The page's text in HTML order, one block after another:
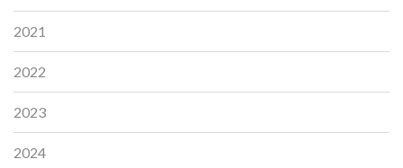
2021
2022
2023
2024